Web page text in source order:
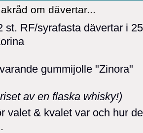
om dävertar...
st. RF/syrafasta dävertar i
gummijolle "Zinora"
av en flaska whisky!)
valet & kvalet var och hur